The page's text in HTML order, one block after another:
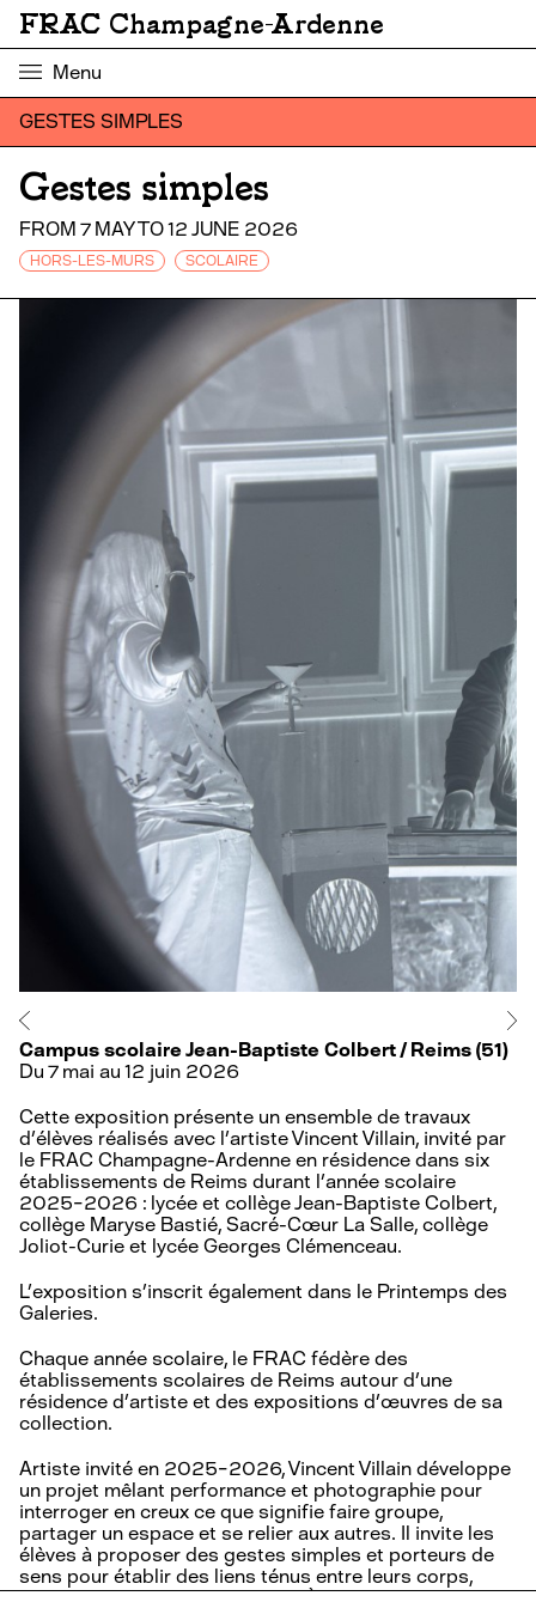
FRAC Champagne-Ardenne
Menu
GESTES SIMPLES
Gestes simples
FROM 7 MAY TO 12 JUNE 2026
HORS-LES-MURS SCOLAIRE
Campus scolaire Jean-Baptiste Colbert / Reims (51)
Du 7 mai au 12 juin 2026
Cette exposition présente un ensemble de travaux
d’élèves réalisés avec l’artiste Vincent Villain, invité par
le FRAC Champagne-Ardenne en résidence dans six
établissements de Reims durant l’année scolaire
2025-2026 : lycée et collège Jean-Baptiste Colbert,
collège Maryse Bastié, Sacré-Cœur La Salle, collège
Joliot-Curie et lycée Georges Clémenceau.
L’exposition s’inscrit également dans le Printemps des
Galeries.
Chaque année scolaire, le FRAC fédère des
établissements scolaires de Reims autour d’une
résidence d’artiste et des expositions d’œuvres de sa
collection.
Artiste invité en 2025-2026, Vincent Villain développe
un projet mêlant performance et photographie pour
interroger en creux ce que signifie faire groupe,
partager un espace et se relier aux autres. Il invite les
élèves à proposer des gestes simples et porteurs de
sens pour établir des liens ténus entre leurs corps,
leurs postures et leurs regards. À travers la